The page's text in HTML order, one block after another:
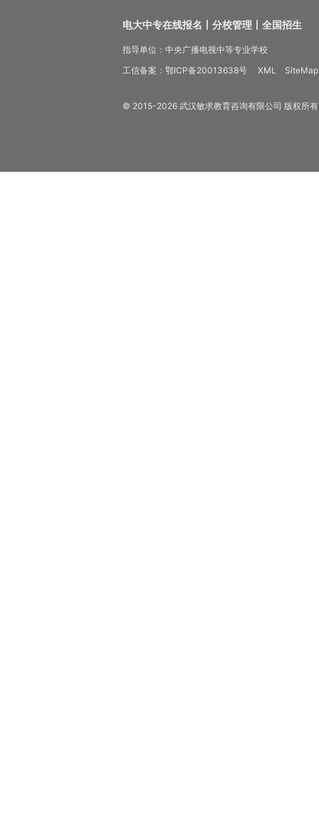
电大中专在线报名丨分校管理丨全国招生
指导单位：中央广播电视中等专业学校
工信备案： 鄂ICP备20013638号 XML SiteMap
© 2015-2026 武汉敏求教育咨询有限公司 版权所有